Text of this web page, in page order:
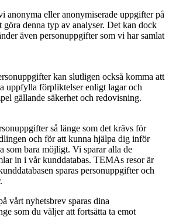
anonyma eller anonymiserade uppgifter på
göra denna typ av analyser. Det kan dock
även personuppgifter som vi har samlat
kan slutligen också komma att
uppfylla förpliktelser enligt lagar och
gällande säkerhet och redovisning.
så länge som det krävs för
och för att kunna hjälpa dig inför
som bara möjligt. Vi sparar alla de
in i vår kunddatabas. TEMAs resor är
sparas personuppgifter och
vårt nyhetsbrev sparas dina
som du väljer att fortsätta ta emot